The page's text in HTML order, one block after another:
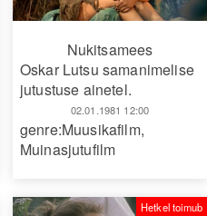
Nukitsamees
Oskar Lutsu samanimelise
jutustuse ainetel.
02.01.1981 12:00
genre:Muusikafilm,
Muinasjutufilm
Hetkel toimub